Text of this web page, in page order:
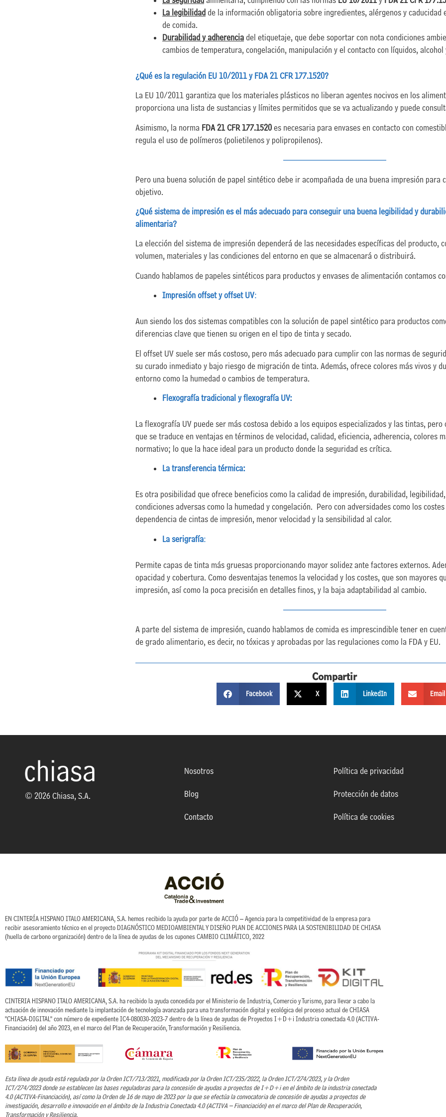
La legibilidad de la información obligatoria sobre ingredientes, alérgenos y caducidad
de comida.
Durabilidad y adherencia del etiquetaje, que debe soportar con nota condiciones
cambios de temperatura, congelación, manipulación y el contacto con líquidos, alcohol
¿Qué es la regulación EU 10/2011 y FDA 21 CFR 177.1520?
La EU 10/2011 garantiza que los materiales plásticos no liberan agentes nocivos en los
proporciona una lista de sustancias y límites permitidos que se va actualizando y puede
Asimismo, la norma FDA 21 CFR 177.1520es necesaria para envases en contacto con
regula el uso de polímeros (polietilenos y polipropilenos).
———————————–
Pero una buena solución de papel sintético debe ir acompañada de una buena impresión para
objetivo.
¿Qué sistema de impresión es el más adecuado para conseguir una buena legibilidad y
alimentaria?
La elección del sistema de impresión dependerá de las necesidades específicas del producto,
volumen, materiales y las condiciones del entorno en que se almacenará o distribuirá.
Cuando hablamos de papeles sintéticos para productos y envases de alimentación contamos
Impresión offset y offset UV:
Aun siendo los dos sistemas compatibles con la solución de papel sintético para productos
diferencias clave que tienen su origen en el tipo de tinta y secado.
El offset UV suele ser más costoso, pero más adecuado para cumplir con las normas de
su curado inmediato y bajo riesgo de migración de tinta. Además, ofrece colores más vivos y
entorno como la humedad o cambios de temperatura.
Flexografía tradicional y flexografía UV:
La flexografía UV puede ser más costosa debido a los equipos especializados y las tintas,
que se traduce en ventajas en términos de velocidad, calidad, eficiencia, adherencia, colores
normativo; lo que la hace ideal para un producto donde la seguridad es crítica.
Latransferencia térmica:
Es otra posibilidad que ofrece beneficios como la calidad de impresión, durabilidad,
condiciones adversas como la humedad y congelación. Pero con adversidades como los
dependencia de cintas de impresión, menor velocidad y la sensibilidad al calor.
La serigrafía:
Permite capas de tinta más gruesas proporcionando mayor solidez ante factores externos.
opacidad y cobertura. Como desventajas tenemos la velocidad y los costes, que son mayores
impresión, así como la poca precisión en detalles finos, y la baja adaptabilidad al cambio.
———————————–
A parte del sistema de impresión, cuando hablamos de comida es imprescindible tener en
de grado alimentario, es decir, no tóxicas y aprobadas por las regulaciones como la FDA y EU.
Compartir
Facebook X LinkedIn Email
© 2026 Chiasa, S.A.
Nosotros
Blog
Contacto
Política de privacidad
Protección de datos
Política de cookies
EN CINTERÍA HISPANO ITALO AMERICANA, S.A. hemos recibido la ayuda por parte de ACCIÓ – Agencia para la competitividad de la empresa para
recibir asesoramiento técnico en el proyecto DIAGNÓSTICO MEDIOAMBIENTAL Y DISEÑO PLAN DE ACCIONES PARA LA SOSTENIBILIDAD DE CHIASA
(huella de carbono organización) dentro de la línea de ayudas de los cupones CAMBIO CLIMÁTICO, 2022
CINTERIA HISPANO ITALO AMERICANA, S.A. ha recibido la ayuda concedida por el Ministerio de Industria, Comercio y Turismo, para llevar a cabo la
actuación de innovación mediante la implantación de tecnología avanzada para una transformación digital y ecológica del proceso actual de CHIASA
"CHIASA-DIGITAL" con número de expediente IC4-080030-2023-7 dentro de la línea de ayudas de Proyectos I+D+i Industria conectada 4.0 (ACTIVA-
Financiación) del año 2023, en el marco del Plan de Recuperación, Transformación y Resiliencia.
Esta línea de ayuda está regulada por la Orden ICT/713/2021, modificada por la Orden ICT/235/2022, la Orden ICT/274/2023, y la Orden
ICT/274/2023 donde se establecen las bases reguladoras para la concesión de ayudas a proyectos de I+D+i en el ámbito de la industria conectada
4.0 (ACTIVA-Financiación), así como la Orden de 16 de mayo de 2023 por la que se efectúa la convocatoria de concesión de ayudas a proyectos de
investigación, desarrollo e innovación en el ámbito de la Industria Conectada 4.0 (ACTIVA – Financiación) en el marco del Plan de Recuperación,
Transformación y Resiliencia.